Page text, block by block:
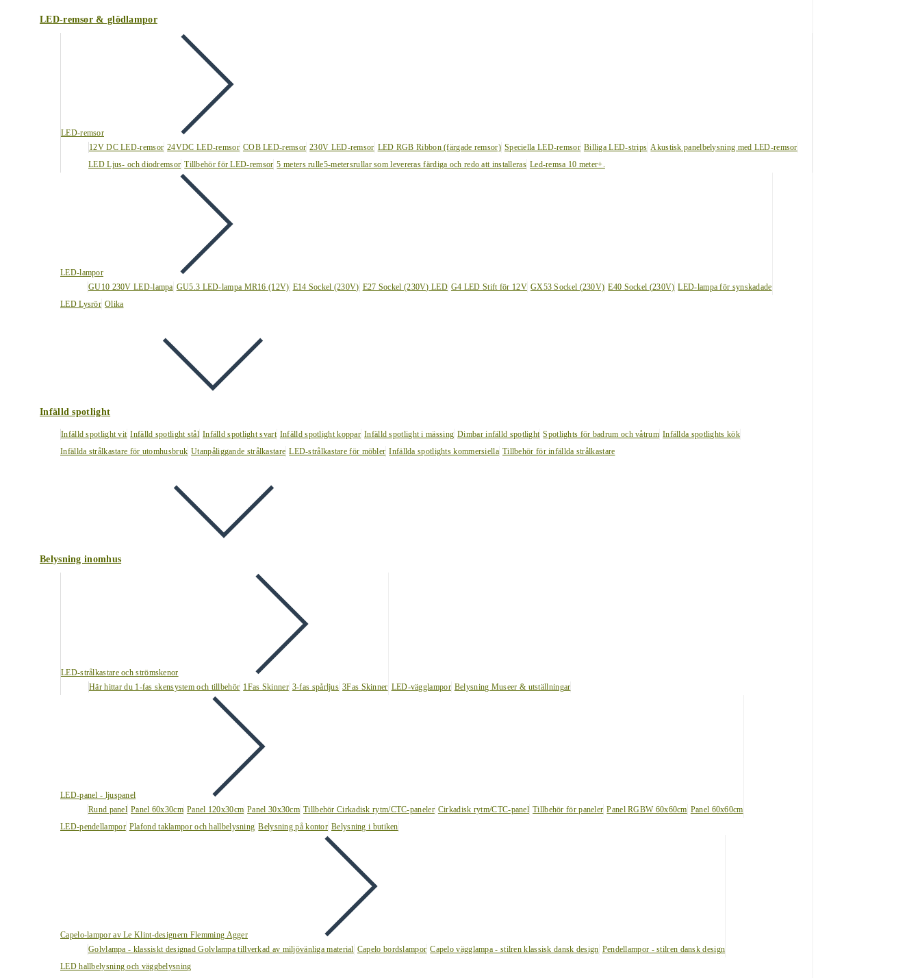
LED-remsor & glödlampor
LED-remsor
12V DC LED-remsor 24VDC LED-remsor COB LED-remsor 230V LED-remsor LED RGB Ribbon (färgade remsor) Speciella LED-remsor Billiga LED-strips Akustisk panelbelysning med LED-remsor
LED Ljus- och diodremsor Tillbehör för LED-remsor 5 meters rulle5-metersrullar som levereras färdiga och redo att installeras Led-remsa 10 meter+.
LED-lampor
GU10 230V LED-lampa GU5.3 LED-lampa MR16 (12V) E14 Sockel (230V) E27 Sockel (230V) LED G4 LED Stift för 12V GX53 Sockel (230V) E40 Sockel (230V) LED-lampa för synskadade
LED Lysrör Olika
Infälld spotlight
Infälld spotlight vit Infälld spotlight stål Infälld spotlight svart Infälld spotlight koppar Infälld spotlight i mässing Dimbar infälld spotlight Spotlights för badrum och våtrum Infällda spotlights kök
Infällda strålkastare för utomhusbruk Utanpåliggande strålkastare LED-strålkastare för möbler Infällda spotlights kommersiella Tillbehör för infällda strålkastare
Belysning inomhus
LED-strålkastare och strömskenor
Här hittar du 1-fas skensystem och tillbehör 1Fas Skinner 3-fas spårljus 3Fas Skinner LED-vägglampor Belysning Museer & utställningar
LED-panel - ljuspanel
Rund panel Panel 60x30cm Panel 120x30cm Panel 30x30cm Tillbehör Cirkadisk rytm/CTC-paneler Cirkadisk rytm/CTC-panel Tillbehör för paneler Panel RGBW 60x60cm Panel 60x60cm
LED-pendellampor Plafond taklampor och hallbelysning Belysning på kontor Belysning i butiken
Capelo-lampor av Le Klint-designern Flemming Agger
Golvlampa - klassiskt designad Golvlampa tillverkad av miljövänliga material Capelo bordslampor Capelo vägglampa - stilren klassisk dansk design Pendellampor - stilren dansk design
LED hallbelysning och väggbelysning